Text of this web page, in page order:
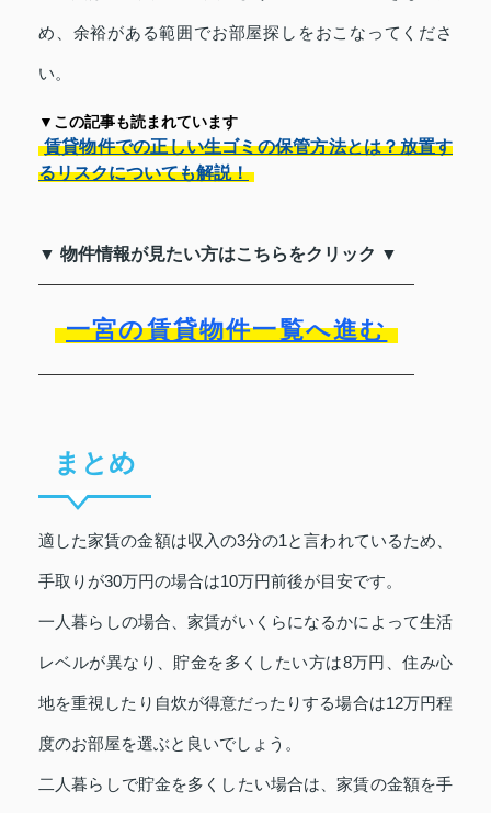
め、余裕がある範囲でお部屋探しをおこなってくださ
い。
▼この記事も読まれています
賃貸物件での正しい生ゴミの保管方法とは？放置す
るリスクについても解説！
▼ 物件情報が見たい方はこちらをクリック ▼
一宮の賃貸物件一覧へ進む
まとめ
適した家賃の金額は収入の3分の1と言われているため、
手取りが30万円の場合は10万円前後が目安です。
一人暮らしの場合、家賃がいくらになるかによって生活
レベルが異なり、貯金を多くしたい方は8万円、住み心
地を重視したり自炊が得意だったりする場合は12万円程
度のお部屋を選ぶと良いでしょう。
二人暮らしで貯金を多くしたい場合は、家賃の金額を手